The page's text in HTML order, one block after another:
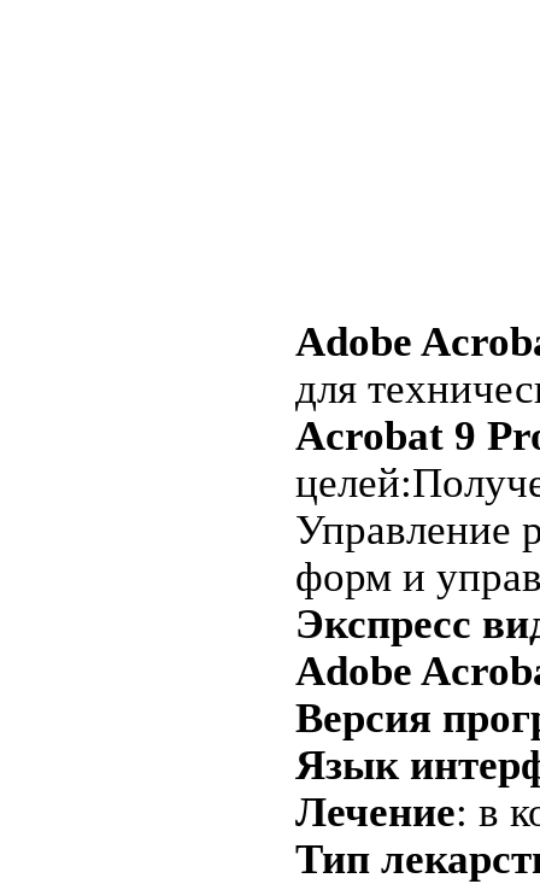
Adobe
для
Acrobat 9
Управление
форм и
Экспресс
Adobe
Версия
Язык
Лечение: в
Тип